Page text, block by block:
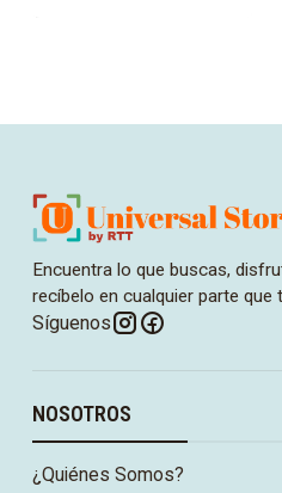
Encuentra lo que buscas,
recíbelo en cualquier parte que
Síguenos
NOSOTROS
¿Quiénes Somos?